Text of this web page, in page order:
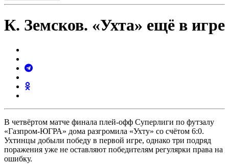
К. Земсков. «Ухта» ещё в игре
В четвëртом матче финала плей-офф Суперлиги по футзалу
«Газпром-ЮГРА» дома разгромила «Ухту» со счётом 6:0.
Ухтинцы добыли победу в первой игре, однако три подряд
поражения уже не оставляют победителям регулярки права на
ошибку.